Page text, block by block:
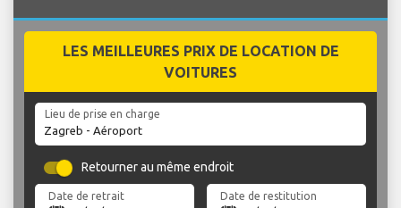
LES MEILLEURES PRIX DE LOCATION DE
VOITURES
Lieu de prise en charge
Retourner au même endroit
Date de retrait Date de restitution